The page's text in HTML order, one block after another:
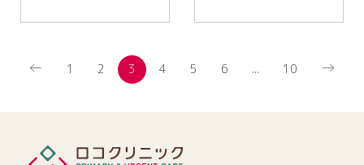
← 1 2 3 4 5 6 ... 10 →